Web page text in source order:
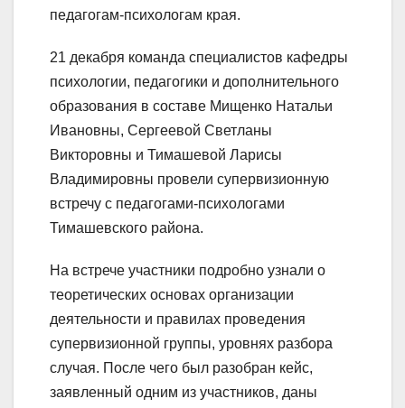
педагогам-психологам края.
21 декабря команда специалистов кафедры
психологии, педагогики и дополнительного
образования в составе Мищенко Натальи
Ивановны, Сергеевой Светланы
Викторовны и Тимашевой Ларисы
Владимировны провели супервизионную
встречу с педагогами-психологами
Тимашевского района.
На встрече участники подробно узнали о
теоретических основах организации
деятельности и правилах проведения
супервизионной группы, уровнях разбора
случая. После чего был разобран кейс,
заявленный одним из участников, даны